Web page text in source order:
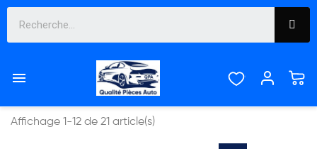

LAGUNA

Affichage 1-12 de 21 article(s)